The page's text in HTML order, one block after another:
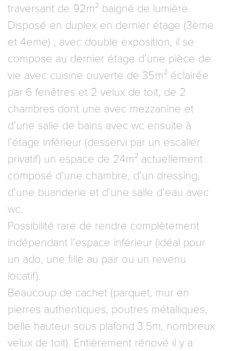
traversant de 92m² baigné de lumière.
Disposé en duplex en dernier étage (3ème
et 4eme) , avec double exposition, il se
compose au dernier étage d’une pièce de
vie avec cuisine ouverte de 35m² éclairée
par 6 fenêtres et 2 velux de toit, de 2
chambres dont une avec mezzanine et
d’une salle de bains avec wc ensuite à
l’étage inférieur (desservi par un escalier
privatif) un espace de 24m² actuellement
composé d’une chambre, d’un dressing,
d’une buanderie et d’une salle d’eau avec
wc.
Possibilité rare de rendre complètement
indépendant l’espace inférieur (idéal pour
un ado, une fille au pair ou un revenu
locatif).
Beaucoup de cachet (parquet, mur en
pierres authentiques, poutres métalliques,
belle hauteur sous plafond 3.5m, nombreux
velux de toit). Entièrement rénové il y a